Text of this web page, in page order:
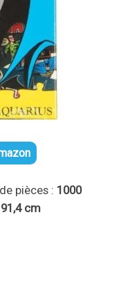
pièces : 1000
cm